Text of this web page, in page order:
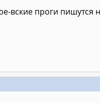
вские проги пишутся